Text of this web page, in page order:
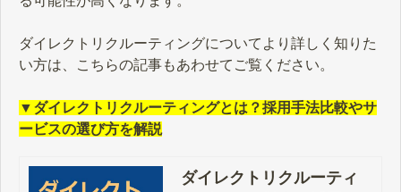
ダイレクトリクルーティングについてより詳しく知りた
い方は、こちらの記事もあわせてご覧ください。
▼ダイレクトリクルーティングとは？採用手法比較やサ
ービスの選び方を解説
ダイレクトリクルーティ